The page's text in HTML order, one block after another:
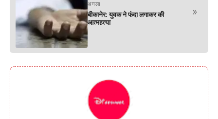
अगला
बीकानेर: युवक ने फंदा लगाकर की
आत्महत्या
»